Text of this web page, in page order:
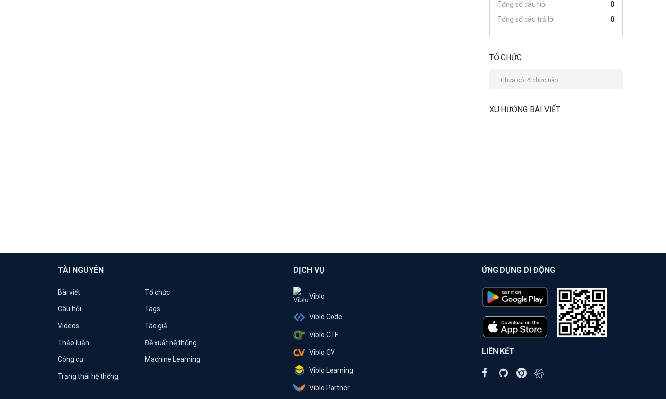
Tổng số câu hỏi
0
Tổng số câu trả lời
0
TỔ CHỨC
Chưa có tổ chức nào.
XU HƯỚNG BÀI VIẾT
TÀI NGUYÊN
Bài viết Tổ chức
Câu hỏi Tags
Videos Tác giả
Thảo luận Đề xuất hệ thống
Công cụ Machine Learning
Trạng thái hệ thống
DỊCH VỤ
Viblo
Viblo Code
Viblo CTF
Viblo CV
Viblo Learning
Viblo Partner
ỨNG DỤNG DI ĐỘNG
LIÊN KẾT